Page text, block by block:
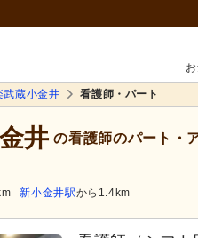
武蔵小金井 看護師・パート
井 の看護師のパート・
新小金井駅から1.4km